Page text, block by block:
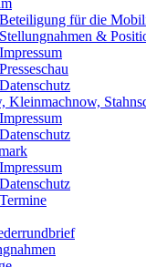
Beteiligung für die
Stellungnahmen &
Impressum
Presseschau
Datenschutz
Kleinmachnow,
Impressum
Datenschutz
Impressum
Datenschutz
Termine